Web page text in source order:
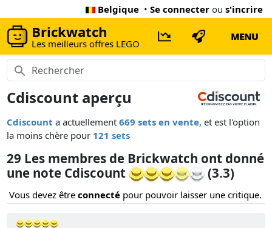
Belgique • Se connecter ou s'incrire
Brickwatch
Les meilleurs offres LEGO
MENU
Cdiscount aperçu
Cdiscount a actuellement669 sets en vente, et est l'option
la moins chère pour 121 sets
29 Les membres de Brickwatch ont donné
une note Cdiscount
(3.3)
Vous devez être connecté pour pouvoir laisser une critique.